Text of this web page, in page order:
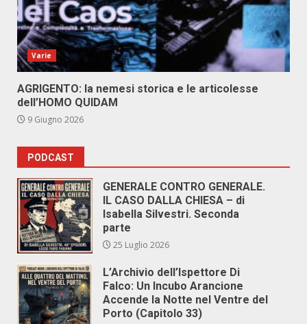
Varie
AGRIGENTO: la nemesi storica e le articolesse
dell’HOMO QUIDAM
9 Giugno 2026
PODCAST
GENERALE CONTRO GENERALE.
IL CASO DALLA CHIESA – di
Isabella Silvestri. Seconda
parte
25 Luglio 2026
L’Archivio dell’Ispettore Di
Falco: Un Incubo Arancione
Accende la Notte nel Ventre del
Porto (Capitolo 33)